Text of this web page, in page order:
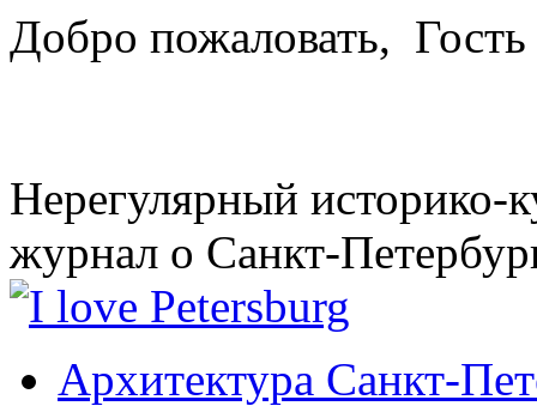
Добро пожаловать, Гость
Нерегулярный историко-
журнал о Санкт-
Архитектура Санкт-